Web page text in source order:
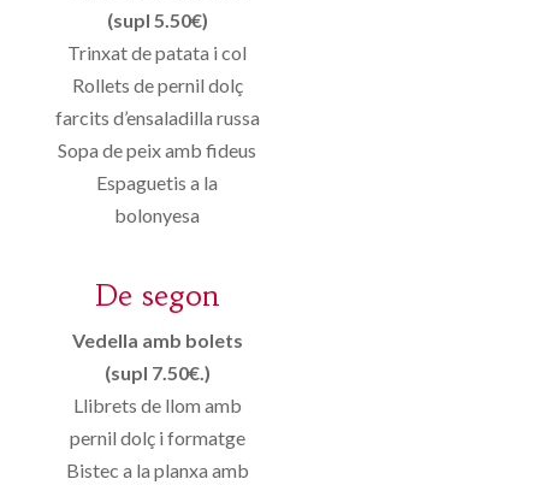
(supl 5.50€)
Trinxat de patata i col
Rollets de pernil dolç
farcits d’ensaladilla russa
Sopa de peix amb fideus
Espaguetis a la
bolonyesa
De segon
Vedella amb bolets
(supl 7.50€.)
Llibrets de llom amb
pernil dolç i formatge
Bistec a la planxa amb